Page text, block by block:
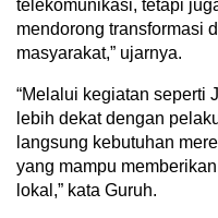
telekomunikasi, tetapi
mendorong transformasi
masyarakat,” ujarnya.
“Melalui kegiatan seperti
lebih dekat dengan
langsung kebutuhan
yang mampu
lokal,” kata Guruh.